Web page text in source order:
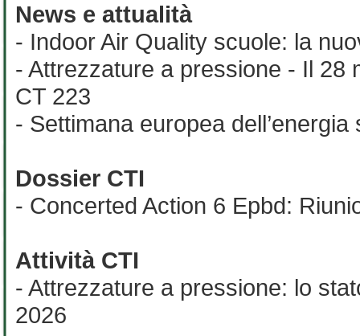
News e attualità
- Indoor Air Quality scuole: la
- Attrezzature a pressione - Il 28
CT 223
- Settimana europea
Dossier CTI
- Concerted Action 6 Epbd:
Attività CTI
- Attrezzature a pressione: lo
2026